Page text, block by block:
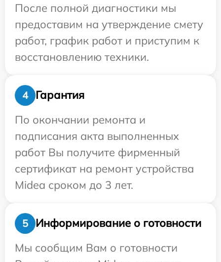
После полной диагностики мы
предоставим на утверждение смету
работ, график работ и приступим к
восстановлению техники.
4
Гарантия
По окончании ремонта и
подписания акта выполненных
работ Вы получите фирменный
сертификат на ремонт устройства
Midea сроком до 3 лет.
5
Информирование о готовности
Мы сообщим Вам о готовности